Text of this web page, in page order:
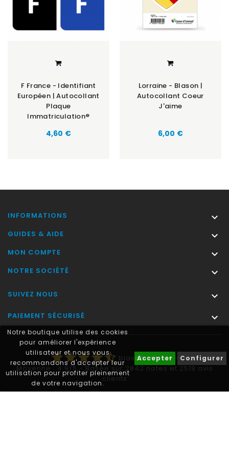
Notre boutique utilise des cookies
pour améliorer l'expérience
utilisateur et nous vous
recommandons d'accepter leur
utilisation pour profiter pleinement
de votre navigation.
Accepter Configurer
F France - Identifiant
Européen | Autocollant
Plaque
Immatriculation®
Prix
4,60 €
Lorraine - Blason |
Autocollant Coeur
J'aime
Prix
6,00 €
INFORMATIONS 
GUIDES & AIDE 
MON COMPTE 
NOTRE SOCIÉTÉ 
SUIVEZ NOUS 
PAIEMENT SÉCURISÉ 
starstarstarstarstar_half blasonimmat® -
Moyenne :4.9/5- Basée sur 2842notes et2519avis
clients